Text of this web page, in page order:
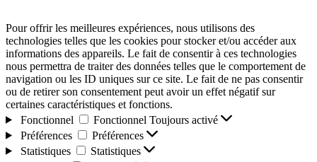
Pour offrir les meilleures expériences, nous utilisons des
technologies telles que les cookies pour stocker et/ou accéder aux
informations des appareils. Le fait de consentir à ces technologies
nous permettra de traiter des données telles que le comportement de
navigation ou les ID uniques sur ce site. Le fait de ne pas consentir
ou de retirer son consentement peut avoir un effet négatif sur
certaines caractéristiques et fonctions.
Fonctionnel
Fonctionnel Toujours activé
Préférences
Préférences
Statistiques
Statistiques